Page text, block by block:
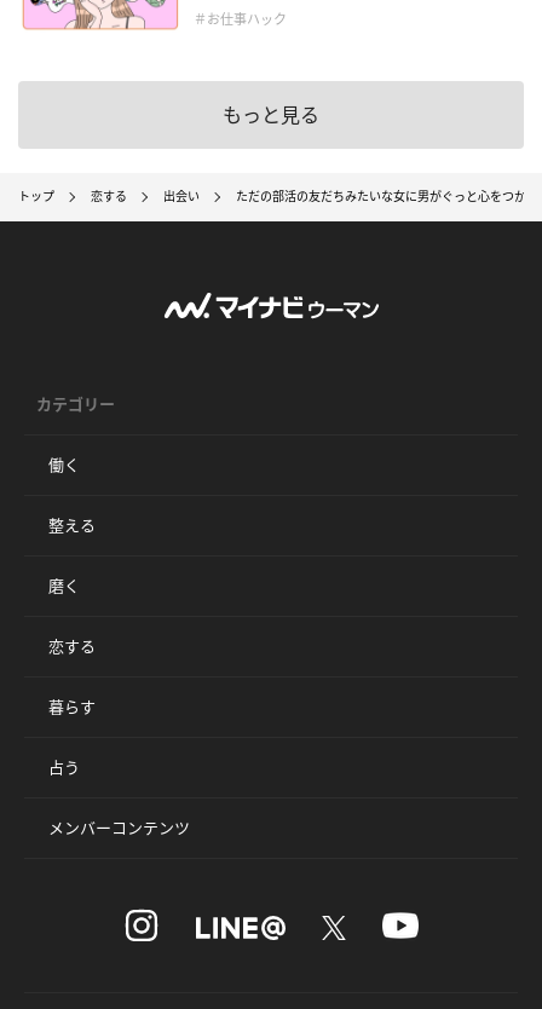
＃お仕事ハック
もっと見る
トップ 恋する 出会い ただの部活の友だちみたいな女に男がぐっと心をつか
カテゴリー
働く
整える
磨く
恋する
暮らす
占う
メンバーコンテンツ